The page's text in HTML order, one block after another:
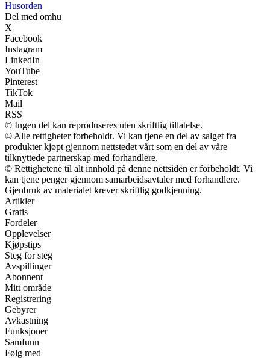
Husorden
Del med omhu
X
Facebook
Instagram
LinkedIn
YouTube
Pinterest
TikTok
Mail
RSS
© Ingen del kan reproduseres uten skriftlig tillatelse.
© Alle rettigheter forbeholdt. Vi kan tjene en del av salget fra
produkter kjøpt gjennom nettstedet vårt som en del av våre
tilknyttede partnerskap med forhandlere.
© Rettighetene til alt innhold på denne nettsiden er forbeholdt. Vi
kan tjene penger gjennom samarbeidsavtaler med forhandlere.
Gjenbruk av materialet krever skriftlig godkjenning.
Artikler
Gratis
Fordeler
Opplevelser
Kjøpstips
Steg for steg
Avspillinger
Abonnent
Mitt område
Registrering
Gebyrer
Avkastning
Funksjoner
Samfunn
Følg med